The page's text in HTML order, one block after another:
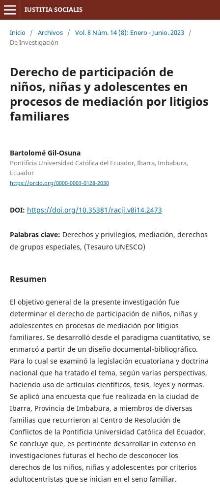
IUSTITIA SOCIALIS
Inicio / Archivos / Vol. 8 Núm. 14 (8): Enero - Junio. 2023 /
De Investigación
Derecho de participación de
niños, niñas y adolescentes en
procesos de mediación por litigios
familiares
Bartolomé Gil-Osuna
Pontificia Universidad Católica del Ecuador, Ibarra, Imbabura,
Ecuador
https://orcid.org/0000-0003-0128-2030
DOI: https://doi.org/10.35381/racji.v8i14.2473
Palabras clave: Derechos y privilegios, mediación, derechos
de grupos especiales, (Tesauro UNESCO)
Resumen
El objetivo general de la presente investigación fue
determinar el derecho de participación de niños, niñas y
adolescentes en procesos de mediación por litigios
familiares. Se desarrolló desde el paradigma cuantitativo, se
enmarcó a partir de un diseño documental-bibliográfico.
Para lo cual se examinó la legislación ecuatoriana y doctrina
nacional que ha tratado el tema, según varias perspectivas,
haciendo uso de artículos científicos, tesis, leyes y normas.
Se aplicó una encuesta que fue realizada en la ciudad de
Ibarra, Provincia de Imbabura, a miembros de diversas
familias que recurrieron al Centro de Resolución de
Conflictos de la Pontificia Universidad Católica del Ecuador.
Se concluye que, es pertinente desarrollar in extenso en
investigaciones futuras el hecho de desconocer los
derechos de los niños, niñas y adolescentes por criterios
adultocentristas que se inician en el seno familiar.